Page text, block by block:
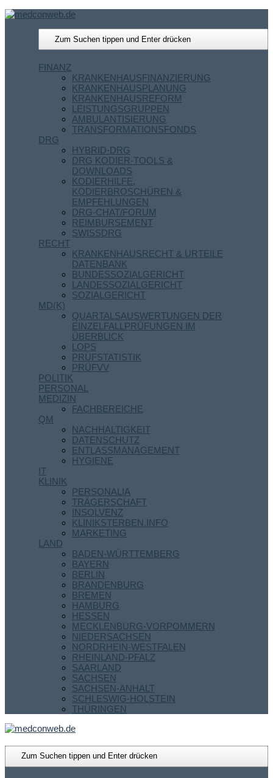
FINANZ
KRANKENHAUSFINANZIERUNG
KRANKENHAUSPLANUNG
KRANKENHAUSREFORM
LEISTUNGSGRUPPEN
AMBULANTISIERUNG
TRANSFORMATIONSFONDS
DRG
HYBRID-DRG
DRG KODIER-TOOLS &
DOWNLOADS
KODIERHILFE,
KODIERBROSCHÜREN &
EMPFEHLUNGEN
DRG-CHAT/FORUM
REIMBURSEMENT
SWISSDRG
RECHT
KRANKENHAUSRECHT & URTEILE
DATENBANK
BUNDESSOZIALGERICHT
LANDESSOZIALGERICHT
SOZIALGERICHT
MD(K)
QUARTALSAUSWERTUNGEN DER
EINZELFALLPRÜFUNGEN IM
ÜBERBLICK
LOPS
PRÜFSTATISTIK
PRÜFVV
POLITIK
PERSONAL
MEDIZIN
FACHBEREICHE
QM
NACHHALTIGKEIT
DATENSCHUTZ
ENTLASSMANAGEMENT
HYGIENE
IT
KLINIK
PERSONALIA
TRÄGERSCHAFT
INSOLVENZ
KLINIKSTERBEN.INFO
MARKETING
LAND
BADEN-WÜRTTEMBERG
BAYERN
BERLIN
BRANDENBURG
BREMEN
HAMBURG
HESSEN
MECKLENBURG-VORPOMMERN
NIEDERSACHSEN
NORDRHEIN-WESTFALEN
RHEINLAND-PFALZ
SAARLAND
SACHSEN
SACHSEN-ANHALT
SCHLESWIG-HOLSTEIN
THÜRINGEN